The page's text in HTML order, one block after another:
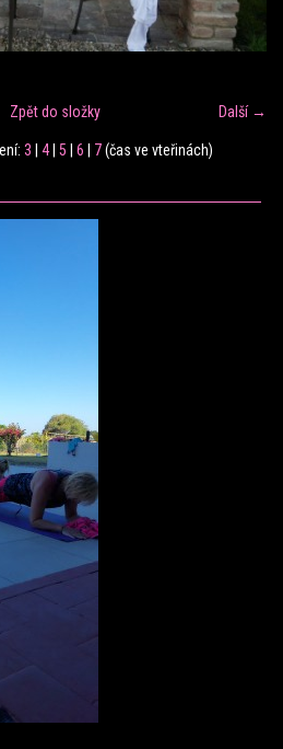
Další →
Zpět do složky
3 | 4| 5 | 6 | 7(čas ve vteřinách)